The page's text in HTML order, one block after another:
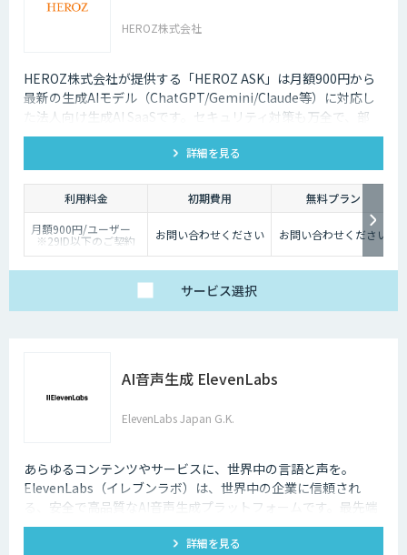
HEROZ株式会社
HEROZ株式会社が提供する「HEROZ ASK」は月額900円から
最新の生成AIモデル（ChatGPT/Gemini/Claude等）に対応し
た法人向け生成AI SaaSです。セキュリティ対策も万全で、部
署・グループごとの活用が可能です。RAGやダッシュボードの
搭載から議事録やOCR、スライド生成等のオプション機能も充
実しており、社内の生成AI活用の促進、定着までを伴走して支
援します。
詳細を見る
利用料金 初期費用
無料プラン
月額900円/ユーザー
※29ID以下のご契約
は、月額1,980円/ユー
お問い合わせください お問い合わせください
サービス選択
AI音声生成 ElevenLabs
ElevenLabs Japan G.K.
あらゆるコンテンツやサービスに、世界中の言語と声を。
ElevenLabs（イレブンラボ）は、世界中の企業に信頼され
る、安全で高品質なAI音声生成プラットフォームです。最先端
の技術で自然な音声を生成し、多言語対応やボイスクローニン
グ機能も、悪用を防ぐ倫理的ガードレールの中で提供します。
詳細を見る